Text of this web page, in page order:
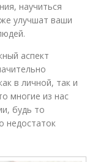
научиться
улучшат ваши
аспект
в личной, так и
многие из нас
будь то
недостаток